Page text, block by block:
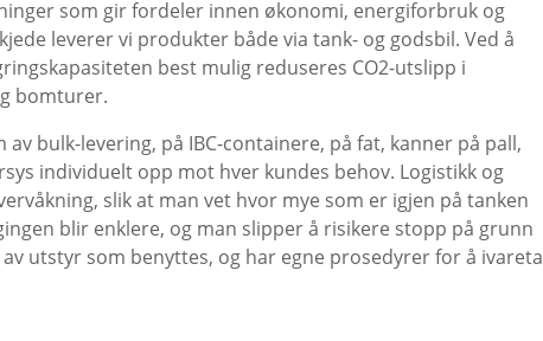
som gir fordeler innen økonomi, energiforbruk og
leverer vi produkter både via tank- og godsbil. Ved å
best mulig reduseres CO2-utslipp i
bomturer.
bulk-levering, på IBC-containere, på fat, kanner på pall,
individuelt opp mot hver kundes behov. Logistikk og
slik at man vet hvor mye som er igjen på tanken
blir enklere, og man slipper å risikere stopp på grunn
utstyr som benyttes, og har egne prosedyrer for å ivareta